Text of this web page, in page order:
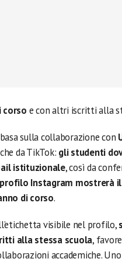
corso e con altri iscritti alla
sulla collaborazione con
da TikTok: gli studenti
istituzionale, così da
Instagram mostrerà
di corso.
visibile nel profilo,
alla stessa scuola,
accademiche.